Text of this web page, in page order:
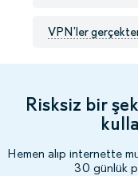
VPN’ler
Risksiz bir
Hemen alıp internette
30 günlük